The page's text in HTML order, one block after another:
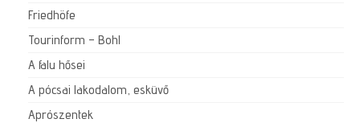
Friedhöfe
Tourinform – Bohl
A falu hősei
A pócsai lakodalom, esküvő
Aprószentek